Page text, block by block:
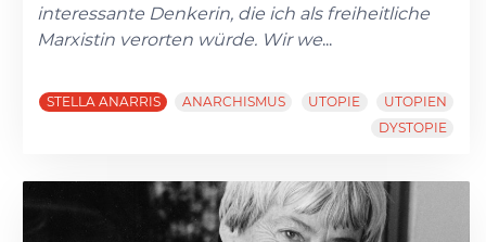
interessante Denkerin, die ich als freiheitliche
Marxistin verorten würde. Wir we...
STELLA ANARRIS ANARCHISMUS UTOPIE
UTOPIEN
DYSTOPIE